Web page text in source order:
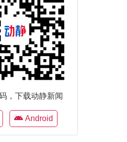
，下载动静新闻
Android